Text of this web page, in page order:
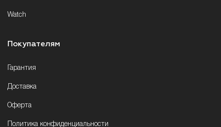
Watch
Покупателям
Гарантия
Доставка
Оферта
Политика конфиденциальности